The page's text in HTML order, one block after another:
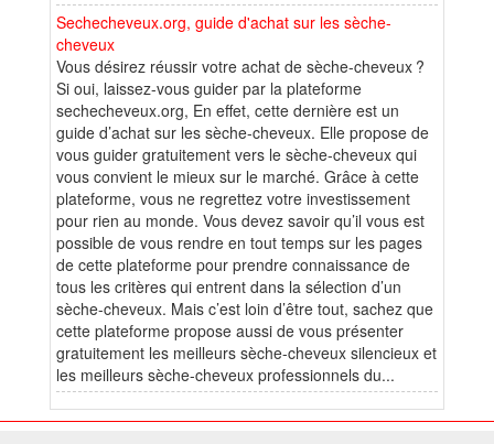
Sechecheveux.org, guide d'achat sur les sèche-
cheveux
Vous désirez réussir votre achat de sèche-cheveux ?
Si oui, laissez-vous guider par la plateforme
sechecheveux.org, En effet, cette dernière est un
guide d’achat sur les sèche-cheveux. Elle propose de
vous guider gratuitement vers le sèche-cheveux qui
vous convient le mieux sur le marché. Grâce à cette
plateforme, vous ne regrettez votre investissement
pour rien au monde. Vous devez savoir qu’il vous est
possible de vous rendre en tout temps sur les pages
de cette plateforme pour prendre connaissance de
tous les critères qui entrent dans la sélection d’un
sèche-cheveux. Mais c’est loin d’être tout, sachez que
cette plateforme propose aussi de vous présenter
gratuitement les meilleurs sèche-cheveux silencieux et
les meilleurs sèche-cheveux professionnels du...